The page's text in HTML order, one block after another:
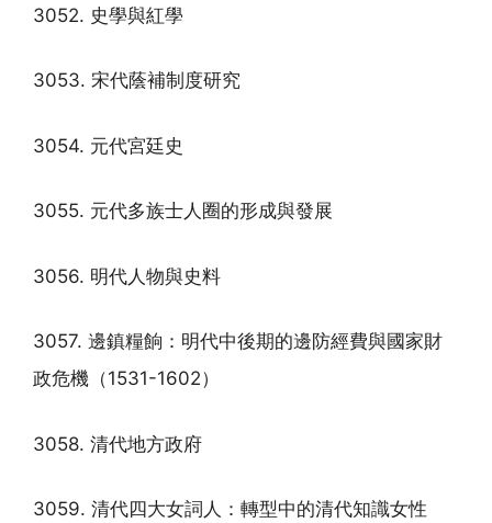
3052. 史學與紅學
3053. 宋代蔭補制度研究
3054. 元代宮廷史
3055. 元代多族士人圈的形成與發展
3056. 明代人物與史料
3057. 邊鎮糧餉：明代中後期的邊防經費與國家財
政危機（1531-1602）
3058. 清代地方政府
3059. 清代四大女詞人：轉型中的清代知識女性